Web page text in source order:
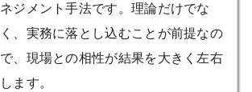
ネジメント手法です。理論だけでな
く、実務に落とし込むことが前提なの
で、現場との相性が結果を大きく左右
します。